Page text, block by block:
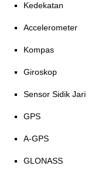
Kedekatan
Accelerometer
Kompas
Giroskop
Sensor Sidik Jari
GPS
A-GPS
GLONASS